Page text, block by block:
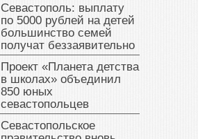
Севастополь: выплату
по 5000 рублей на детей
большинство семей
получат беззаявительно
Проект «Планета детства
в школах» объединил
850 юных
севастопольцев
Севастопольское